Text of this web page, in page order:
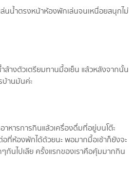
นน้ำตรงหน้าห้องพักเล่นจนเหนื่อยสนุกไม่
ล้างตัวเตรียมทานมื้อเย็น แล้วหลังจากนั้น
บ้านมันค่ะ
าหารการกินแล้วเครื่องดื่มที่อยู่บนโต๊ะ
อที่ห้องพักได้ด้วยนะ พอมากมื้อเช้าก็ยังจะ
กันไปเล๊ย ครั้งแรกของเราคือคุ้มมากกิน